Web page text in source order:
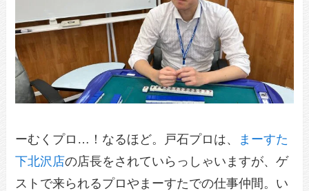
ーむくプロ…！なるほど。戸石プロは、
まーすた
下北沢店の店長をされていらっしゃいますが、ゲ
ストで来られるプロやまーすたでの仕事仲間。い